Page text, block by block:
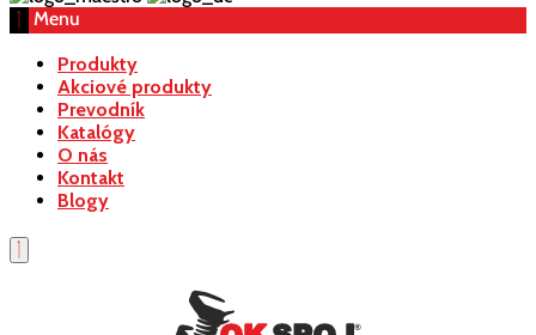
Menu
Produkty
Akciové produkty
Prevodník
Katalógy
O nás
Kontakt
Blogy